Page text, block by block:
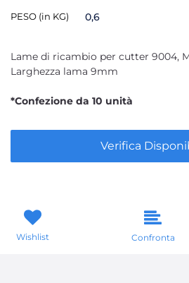
PESO (in KG) 0,6
Lame di ricambio per cutter 9004,
Larghezza lama 9mm
*Confezione da 10 unità
Verifica
Wishlist Confronta